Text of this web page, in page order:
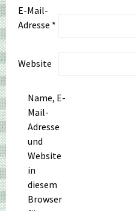
E-Mail-
Adresse *
Website
Name, E-
Mail-
Adresse
und
Website
in
diesem
Browser